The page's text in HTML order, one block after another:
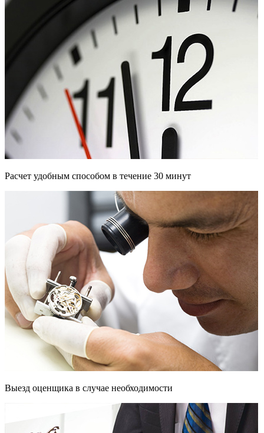
Расчет удобным способом в течение 30 минут
Выезд оценщика в случае необходимости